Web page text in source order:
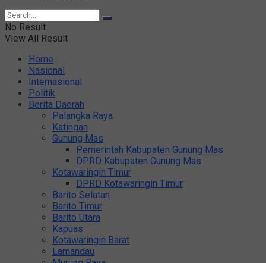
No Result
View All Result
Home
Nasional
Internasional
Politik
Berita Daerah
Palangka Raya
Katingan
Gunung Mas
Pemerintah Kabupaten Gunung Mas
DPRD Kabupaten Gunung Mas
Kotawaringin Timur
DPRD Kotawaringin Timur
Barito Selatan
Barito Timur
Barito Utara
Kapuas
Kotawaringin Barat
Lamandau